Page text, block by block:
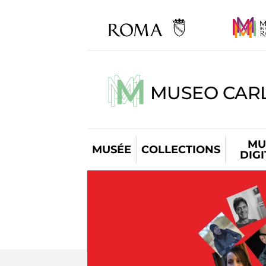
MUSEO
MUSÉE COLLECTIONS